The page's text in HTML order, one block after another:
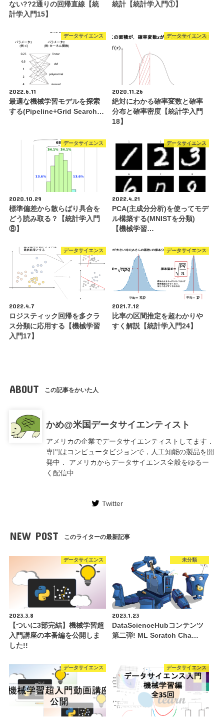
ない??2通りの回帰直線【統
計学入門15】
統計【統計学入門①】
データサイエンス
2022.6.11
最適な機械学習モデルを探索
する(Pipeline+Grid Search…
データサイエンス
2020.11.26
絶対にわかる確率変数と確率
分布と確率密度【統計学入門
18】
データサイエンス
2020.10.29
標準偏差から散らばり具合を
どう読み取る？【統計学入門
⑧】
データサイエンス
2022.4.21
PCA(主成分分析)を使ってモデ
ル構築する(MNISTを分類)
【機械学習…
データサイエンス
2022.4.7
ロジスティック回帰を多クラ
ス分類に応用する【機械学習
入門17】
データサイエンス
2021.7.12
比率の区間推定を超わかりや
すく解説【統計学入門24】
ABOUT この記事をかいた人
かめ@米国データサイエンティスト
アメリカの企業でデータサイエンティストしてます．
専門はコンピュータビジョンで，人工知能の製品を開
発中． アメリカからデータサイエンス全般をゆるー
く配信中
Twitter
NEW POST このライターの最新記事
データサイエンス
2023.3.8
【ついに3部完結】機械学習超
入門講座の本番編を公開しま
した!!
未分類
2023.1.23
DataScienceHubコンテンツ
第二弾! ML Scratch Cha…
データサイエンス データサイエンス